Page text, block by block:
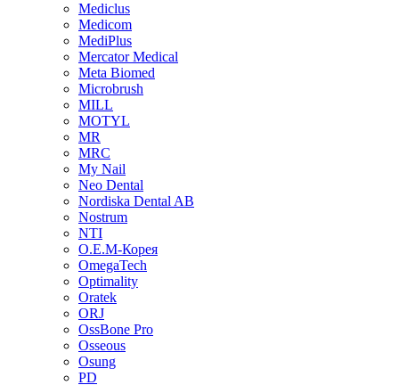
Mediclus
Medicom
MediPlus
Mercator Medical
Meta Biomed
Microbrush
MILL
MOTYL
MR
MRC
My Nail
Neo Dental
Nordiska Dental AB
Nostrum
NTI
O.E.M-Корея
OmegaTech
Optimality
Oratek
ORJ
OssBone Pro
Osseous
Osung
PD